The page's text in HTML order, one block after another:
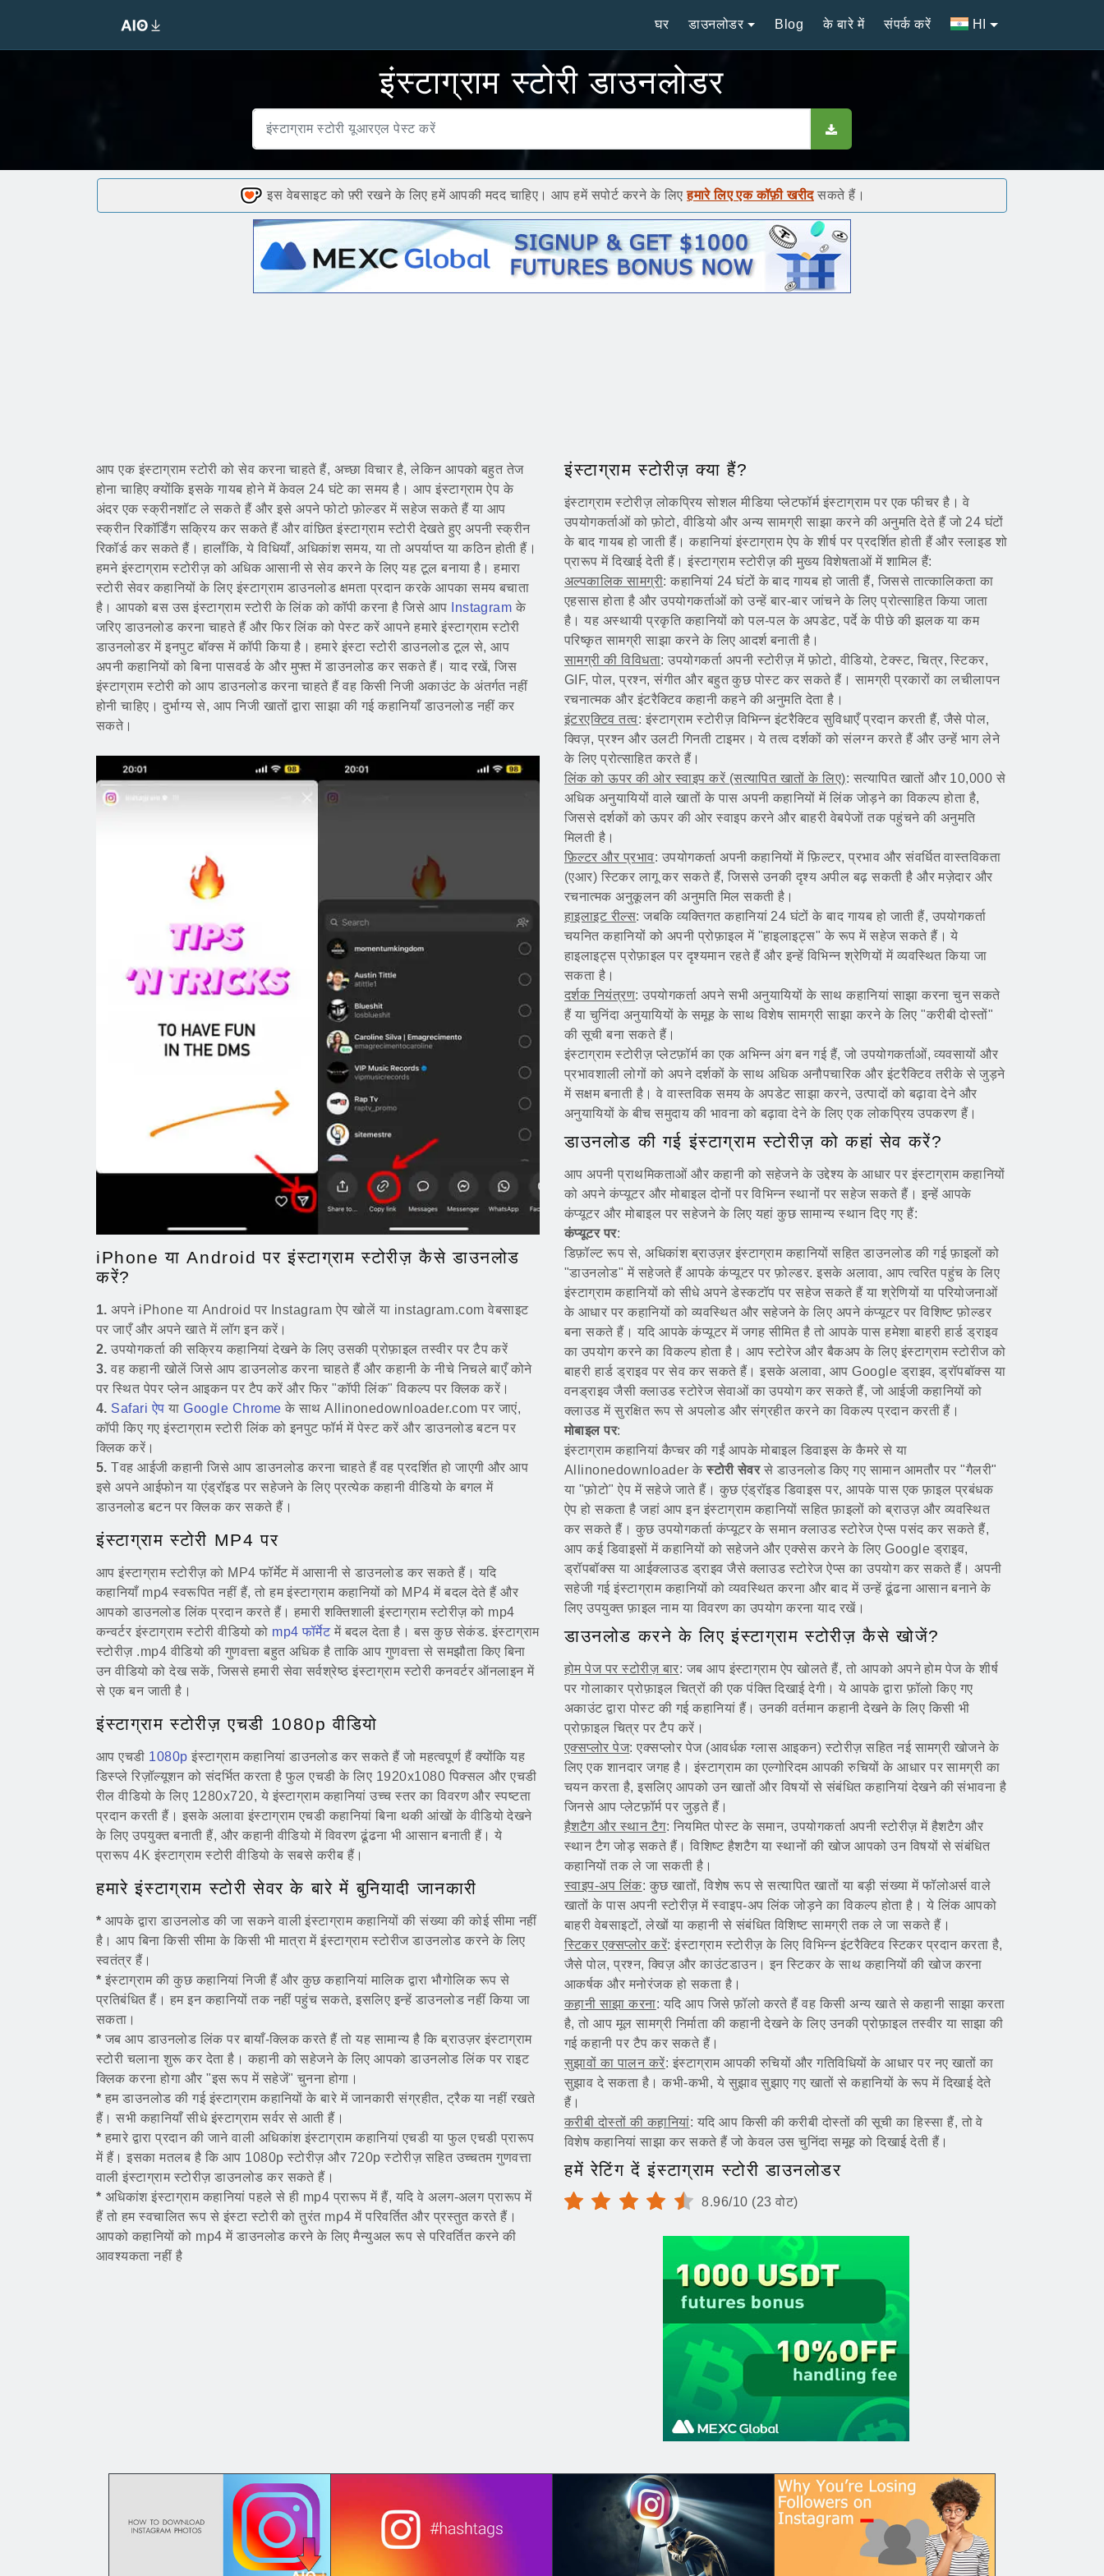
घर डाउनलोडर Blog के बारे में संपर्क करें HI
इंस्टाग्राम स्टोरी डाउनलोडर
इस वेबसाइट को फ़्री रखने के लिए हमें आपकी मदद चाहिए। आप हमें सपोर्ट करने के लिएहमारे लिए एक कॉफ़ी खरीदसकते हैं।
आप एक इंस्टाग्राम स्टोरी को सेव करना चाहते हैं, अच्छा विचार है, लेकिन आपको बहुत तेज
होना चाहिए क्योंकि इसके गायब होने में केवल 24 घंटे का समय है। आप इंस्टाग्राम ऐप के
अंदर एक स्क्रीनशॉट ले सकते हैं और इसे अपने फोटो फ़ोल्डर में सहेज सकते हैं या आप
स्क्रीन रिकॉर्डिंग सक्रिय कर सकते हैं और वांछित इंस्टाग्राम स्टोरी देखते हुए अपनी स्क्रीन
रिकॉर्ड कर सकते हैं। हालाँकि, ये विधियाँ, अधिकांश समय, या तो अपर्याप्त या कठिन होती हैं।
हमने इंस्टाग्राम स्टोरीज़ को अधिक आसानी से सेव करने के लिए यह टूल बनाया है। हमारा
स्टोरी सेवर कहानियों के लिए इंस्टाग्राम डाउनलोड क्षमता प्रदान करके आपका समय बचाता
है। आपको बस उस इंस्टाग्राम स्टोरी के लिंक को कॉपी करना है जिसे आप
Instagram के
जरिए डाउनलोड करना चाहते हैं और फिर लिंक को पेस्ट करें आपने हमारे इंस्टाग्राम स्टोरी
डाउनलोडर में इनपुट बॉक्स में कॉपी किया है। हमारे इंस्टा स्टोरी डाउनलोड टूल से, आप
अपनी कहानियों को बिना पासवर्ड के और मुफ्त में डाउनलोड कर सकते हैं। याद रखें, जिस
इंस्टाग्राम स्टोरी को आप डाउनलोड करना चाहते हैं वह किसी निजी अकाउंट के अंतर्गत नहीं
होनी चाहिए। दुर्भाग्य से, आप निजी खातों द्वारा साझा की गई कहानियाँ डाउनलोड नहीं कर
सकते।
iPhone या Android पर इंस्टाग्राम स्टोरीज़ कैसे डाउनलोड
करें?
1. अपने iPhone या Android पर Instagram ऐप खोलें या instagram.com वेबसाइट
पर जाएँ और अपने खाते में लॉग इन करें।
2. उपयोगकर्ता की सक्रिय कहानियां देखने के लिए उसकी प्रोफ़ाइल तस्वीर पर टैप करें
3. वह कहानी खोलें जिसे आप डाउनलोड करना चाहते हैं और कहानी के नीचे निचले बाएँ कोने
पर स्थित पेपर प्लेन आइकन पर टैप करें और फिर "कॉपी लिंक" विकल्प पर क्लिक करें।
4. Safari ऐप याGoogle Chrome के साथ Allinonedownloader.com पर जाएं,
कॉपी किए गए इंस्टाग्राम स्टोरी लिंक को इनपुट फॉर्म में पेस्ट करें और डाउनलोड बटन पर
क्लिक करें।
5. Tवह आईजी कहानी जिसे आप डाउनलोड करना चाहते हैं वह प्रदर्शित हो जाएगी और आप
इसे अपने आईफोन या एंड्रॉइड पर सहेजने के लिए प्रत्येक कहानी वीडियो के बगल में
डाउनलोड बटन पर क्लिक कर सकते हैं।
इंस्टाग्राम स्टोरी MP4 पर
आप इंस्टाग्राम स्टोरीज़ को MP4 फॉर्मेट में आसानी से डाउनलोड कर सकते हैं। यदि
कहानियाँ mp4 स्वरूपित नहीं हैं, तो हम इंस्टाग्राम कहानियों को MP4 में बदल देते हैं और
आपको डाउनलोड लिंक प्रदान करते हैं। हमारी शक्तिशाली इंस्टाग्राम स्टोरीज़ को mp4
कन्वर्टर इंस्टाग्राम स्टोरी वीडियो को mp4 फॉर्मेटमें बदल देता है। बस कुछ सेकंड. इंस्टाग्राम
स्टोरीज़ .mp4 वीडियो की गुणवत्ता बहुत अधिक है ताकि आप गुणवत्ता से समझौता किए बिना
उन वीडियो को देख सकें, जिससे हमारी सेवा सर्वश्रेष्ठ इंस्टाग्राम स्टोरी कनवर्टर ऑनलाइन में
से एक बन जाती है।
इंस्टाग्राम स्टोरीज़ एचडी 1080p वीडियो
आप एचडी 1080p इंस्टाग्राम कहानियां डाउनलोड कर सकते हैं जो महत्वपूर्ण हैं क्योंकि यह
डिस्प्ले रिज़ॉल्यूशन को संदर्भित करता है फुल एचडी के लिए 1920x1080 पिक्सल और एचडी
रील वीडियो के लिए 1280x720, ये इंस्टाग्राम कहानियां उच्च स्तर का विवरण और स्पष्टता
प्रदान करती हैं। इसके अलावा इंस्टाग्राम एचडी कहानियां बिना थकी आंखों के वीडियो देखने
के लिए उपयुक्त बनाती हैं, और कहानी वीडियो में विवरण ढूंढना भी आसान बनाती हैं। ये
प्रारूप 4K इंस्टाग्राम स्टोरी वीडियो के सबसे करीब हैं।
हमारे इंस्टाग्राम स्टोरी सेवर के बारे में बुनियादी जानकारी
* आपके द्वारा डाउनलोड की जा सकने वाली इंस्टाग्राम कहानियों की संख्या की कोई सीमा नहीं
है। आप बिना किसी सीमा के किसी भी मात्रा में इंस्टाग्राम स्टोरीज डाउनलोड करने के लिए
स्वतंत्र हैं।
* इंस्टाग्राम की कुछ कहानियां निजी हैं और कुछ कहानियां मालिक द्वारा भौगोलिक रूप से
प्रतिबंधित हैं। हम इन कहानियों तक नहीं पहुंच सकते, इसलिए इन्हें डाउनलोड नहीं किया जा
सकता।
* जब आप डाउनलोड लिंक पर बायाँ-क्लिक करते हैं तो यह सामान्य है कि ब्राउज़र इंस्टाग्राम
स्टोरी चलाना शुरू कर देता है। कहानी को सहेजने के लिए आपको डाउनलोड लिंक पर राइट
क्लिक करना होगा और "इस रूप में सहेजें" चुनना होगा।
* हम डाउनलोड की गई इंस्टाग्राम कहानियों के बारे में जानकारी संग्रहीत, ट्रैक या नहीं रखते
हैं। सभी कहानियाँ सीधे इंस्टाग्राम सर्वर से आती हैं।
* हमारे द्वारा प्रदान की जाने वाली अधिकांश इंस्टाग्राम कहानियां एचडी या फुल एचडी प्रारूप
में हैं। इसका मतलब है कि आप 1080p स्टोरीज़ और 720p स्टोरीज़ सहित उच्चतम गुणवत्ता
वाली इंस्टाग्राम स्टोरीज़ डाउनलोड कर सकते हैं।
* अधिकांश इंस्टाग्राम कहानियां पहले से ही mp4 प्रारूप में हैं, यदि वे अलग-अलग प्रारूप में
हैं तो हम स्वचालित रूप से इंस्टा स्टोरी को तुरंत mp4 में परिवर्तित और प्रस्तुत करते हैं।
आपको कहानियों को mp4 में डाउनलोड करने के लिए मैन्युअल रूप से परिवर्तित करने की
आवश्यकता नहीं है
इंस्टाग्राम स्टोरीज़ क्या हैं?
इंस्टाग्राम स्टोरीज़ लोकप्रिय सोशल मीडिया प्लेटफॉर्म इंस्टाग्राम पर एक फीचर है। वे
उपयोगकर्ताओं को फ़ोटो, वीडियो और अन्य सामग्री साझा करने की अनुमति देते हैं जो 24 घंटों
के बाद गायब हो जाती हैं। कहानियां इंस्टाग्राम ऐप के शीर्ष पर प्रदर्शित होती हैं और स्लाइड शो
प्रारूप में दिखाई देती हैं। इंस्टाग्राम स्टोरीज़ की मुख्य विशेषताओं में शामिल हैं:
अल्पकालिक सामग्री: कहानियां 24 घंटों के बाद गायब हो जाती हैं, जिससे तात्कालिकता का
एहसास होता है और उपयोगकर्ताओं को उन्हें बार-बार जांचने के लिए प्रोत्साहित किया जाता
है। यह अस्थायी प्रकृति कहानियों को पल-पल के अपडेट, पर्दे के पीछे की झलक या कम
परिष्कृत सामग्री साझा करने के लिए आदर्श बनाती है।
सामग्री की विविधता: उपयोगकर्ता अपनी स्टोरीज़ में फ़ोटो, वीडियो, टेक्स्ट, चित्र, स्टिकर,
GIF, पोल, प्रश्न, संगीत और बहुत कुछ पोस्ट कर सकते हैं। सामग्री प्रकारों का लचीलापन
रचनात्मक और इंटरैक्टिव कहानी कहने की अनुमति देता है।
इंटरएक्टिव तत्व: इंस्टाग्राम स्टोरीज़ विभिन्न इंटरैक्टिव सुविधाएँ प्रदान करती हैं, जैसे पोल,
क्विज़, प्रश्न और उलटी गिनती टाइमर। ये तत्व दर्शकों को संलग्न करते हैं और उन्हें भाग लेने
के लिए प्रोत्साहित करते हैं।
लिंक को ऊपर की ओर स्वाइप करें (सत्यापित खातों के लिए): सत्यापित खातों और 10,000 से
अधिक अनुयायियों वाले खातों के पास अपनी कहानियों में लिंक जोड़ने का विकल्प होता है,
जिससे दर्शकों को ऊपर की ओर स्वाइप करने और बाहरी वेबपेजों तक पहुंचने की अनुमति
मिलती है।
फ़िल्टर और प्रभाव: उपयोगकर्ता अपनी कहानियों में फ़िल्टर, प्रभाव और संवर्धित वास्तविकता
(एआर) स्टिकर लागू कर सकते हैं, जिससे उनकी दृश्य अपील बढ़ सकती है और मज़ेदार और
रचनात्मक अनुकूलन की अनुमति मिल सकती है।
हाइलाइट रील्स: जबकि व्यक्तिगत कहानियां 24 घंटों के बाद गायब हो जाती हैं, उपयोगकर्ता
चयनित कहानियों को अपनी प्रोफ़ाइल में "हाइलाइट्स" के रूप में सहेज सकते हैं। ये
हाइलाइट्स प्रोफ़ाइल पर दृश्यमान रहते हैं और इन्हें विभिन्न श्रेणियों में व्यवस्थित किया जा
सकता है।
दर्शक नियंत्रण: उपयोगकर्ता अपने सभी अनुयायियों के साथ कहानियां साझा करना चुन सकते
हैं या चुनिंदा अनुयायियों के समूह के साथ विशेष सामग्री साझा करने के लिए "करीबी दोस्तों"
की सूची बना सकते हैं।
इंस्टाग्राम स्टोरीज़ प्लेटफ़ॉर्म का एक अभिन्न अंग बन गई हैं, जो उपयोगकर्ताओं, व्यवसायों और
प्रभावशाली लोगों को अपने दर्शकों के साथ अधिक अनौपचारिक और इंटरैक्टिव तरीके से जुड़ने
में सक्षम बनाती है। वे वास्तविक समय के अपडेट साझा करने, उत्पादों को बढ़ावा देने और
अनुयायियों के बीच समुदाय की भावना को बढ़ावा देने के लिए एक लोकप्रिय उपकरण हैं।
डाउनलोड की गई इंस्टाग्राम स्टोरीज़ को कहां सेव करें?
आप अपनी प्राथमिकताओं और कहानी को सहेजने के उद्देश्य के आधार पर इंस्टाग्राम कहानियों
को अपने कंप्यूटर और मोबाइल दोनों पर विभिन्न स्थानों पर सहेज सकते हैं। इन्हें आपके
कंप्यूटर और मोबाइल पर सहेजने के लिए यहां कुछ सामान्य स्थान दिए गए हैं:
कंप्यूटर पर:
डिफ़ॉल्ट रूप से, अधिकांश ब्राउज़र इंस्टाग्राम कहानियों सहित डाउनलोड की गई फ़ाइलों को
"डाउनलोड" में सहेजते हैं आपके कंप्यूटर पर फ़ोल्डर. इसके अलावा, आप त्वरित पहुंच के लिए
इंस्टाग्राम कहानियों को सीधे अपने डेस्कटॉप पर सहेज सकते हैं या श्रेणियों या परियोजनाओं
के आधार पर कहानियों को व्यवस्थित और सहेजने के लिए अपने कंप्यूटर पर विशिष्ट फ़ोल्डर
बना सकते हैं। यदि आपके कंप्यूटर में जगह सीमित है तो आपके पास हमेशा बाहरी हार्ड ड्राइव
का उपयोग करने का विकल्प होता है। आप स्टोरेज और बैकअप के लिए इंस्टाग्राम स्टोरीज को
बाहरी हार्ड ड्राइव पर सेव कर सकते हैं। इसके अलावा, आप Google ड्राइव, ड्रॉपबॉक्स या
वनड्राइव जैसी क्लाउड स्टोरेज सेवाओं का उपयोग कर सकते हैं, जो आईजी कहानियों को
क्लाउड में सुरक्षित रूप से अपलोड और संग्रहीत करने का विकल्प प्रदान करती हैं।
मोबाइल पर:
इंस्टाग्राम कहानियां कैप्चर की गईं आपके मोबाइल डिवाइस के कैमरे से या
Allinonedownloader केस्टोरी सेवरसे डाउनलोड किए गए सामान आमतौर पर "गैलरी"
या "फ़ोटो" ऐप में सहेजे जाते हैं। कुछ एंड्रॉइड डिवाइस पर, आपके पास एक फ़ाइल प्रबंधक
ऐप हो सकता है जहां आप इन इंस्टाग्राम कहानियों सहित फ़ाइलों को ब्राउज़ और व्यवस्थित
कर सकते हैं। कुछ उपयोगकर्ता कंप्यूटर के समान क्लाउड स्टोरेज ऐप्स पसंद कर सकते हैं,
आप कई डिवाइसों में कहानियों को सहेजने और एक्सेस करने के लिए Google ड्राइव,
ड्रॉपबॉक्स या आईक्लाउड ड्राइव जैसे क्लाउड स्टोरेज ऐप्स का उपयोग कर सकते हैं। अपनी
सहेजी गई इंस्टाग्राम कहानियों को व्यवस्थित करना और बाद में उन्हें ढूंढना आसान बनाने के
लिए उपयुक्त फ़ाइल नाम या विवरण का उपयोग करना याद रखें।
डाउनलोड करने के लिए इंस्टाग्राम स्टोरीज़ कैसे खोजें?
होम पेज पर स्टोरीज़ बार: जब आप इंस्टाग्राम ऐप खोलते हैं, तो आपको अपने होम पेज के शीर्ष
पर गोलाकार प्रोफ़ाइल चित्रों की एक पंक्ति दिखाई देगी। ये आपके द्वारा फ़ॉलो किए गए
अकाउंट द्वारा पोस्ट की गई कहानियां हैं। उनकी वर्तमान कहानी देखने के लिए किसी भी
प्रोफ़ाइल चित्र पर टैप करें।
एक्सप्लोर पेज: एक्सप्लोर पेज (आवर्धक ग्लास आइकन) स्टोरीज़ सहित नई सामग्री खोजने के
लिए एक शानदार जगह है। इंस्टाग्राम का एल्गोरिदम आपकी रुचियों के आधार पर सामग्री का
चयन करता है, इसलिए आपको उन खातों और विषयों से संबंधित कहानियां देखने की संभावना है
जिनसे आप प्लेटफ़ॉर्म पर जुड़ते हैं।
हैशटैग और स्थान टैग: नियमित पोस्ट के समान, उपयोगकर्ता अपनी स्टोरीज़ में हैशटैग और
स्थान टैग जोड़ सकते हैं। विशिष्ट हैशटैग या स्थानों की खोज आपको उन विषयों से संबंधित
कहानियों तक ले जा सकती है।
स्वाइप-अप लिंक: कुछ खातों, विशेष रूप से सत्यापित खातों या बड़ी संख्या में फॉलोअर्स वाले
खातों के पास अपनी स्टोरीज़ में स्वाइप-अप लिंक जोड़ने का विकल्प होता है। ये लिंक आपको
बाहरी वेबसाइटों, लेखों या कहानी से संबंधित विशिष्ट सामग्री तक ले जा सकते हैं।
स्टिकर एक्सप्लोर करें: इंस्टाग्राम स्टोरीज़ के लिए विभिन्न इंटरैक्टिव स्टिकर प्रदान करता है,
जैसे पोल, प्रश्न, क्विज़ और काउंटडाउन। इन स्टिकर के साथ कहानियों की खोज करना
आकर्षक और मनोरंजक हो सकता है।
कहानी साझा करना: यदि आप जिसे फ़ॉलो करते हैं वह किसी अन्य खाते से कहानी साझा करता
है, तो आप मूल सामग्री निर्माता की कहानी देखने के लिए उनकी प्रोफ़ाइल तस्वीर या साझा की
गई कहानी पर टैप कर सकते हैं।
सुझावों का पालन करें: इंस्टाग्राम आपकी रुचियों और गतिविधियों के आधार पर नए खातों का
सुझाव दे सकता है। कभी-कभी, ये सुझाव सुझाए गए खातों से कहानियों के रूप में दिखाई देते
हैं।
करीबी दोस्तों की कहानियां: यदि आप किसी की करीबी दोस्तों की सूची का हिस्सा हैं, तो वे
विशेष कहानियां साझा कर सकते हैं जो केवल उस चुनिंदा समूह को दिखाई देती हैं।
हमें रेटिंग दें इंस्टाग्राम स्टोरी डाउनलोडर
8.96/10 (23 वोट)